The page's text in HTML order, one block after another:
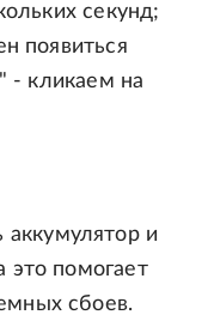
секунд;
появиться
- кликаем на
и
это помогает
сбоев.